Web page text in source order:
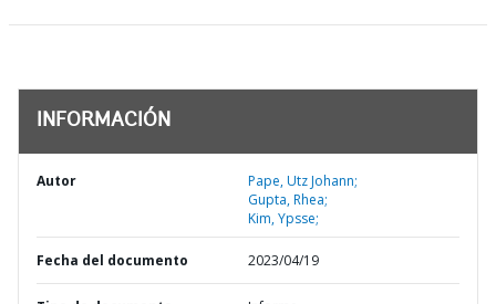
INFORMACIÓN
Autor
Pape, Utz Johann;
Gupta, Rhea;
Kim, Ypsse;
Fecha del documento 2023/04/19